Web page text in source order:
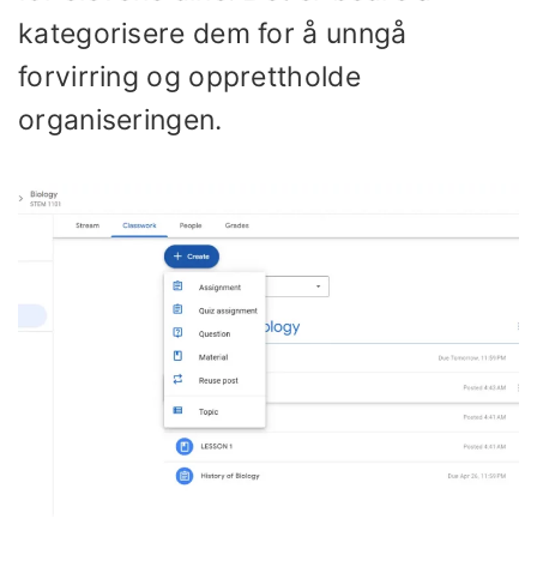
kategorisere dem for å unngå
forvirring og opprettholde
organiseringen.